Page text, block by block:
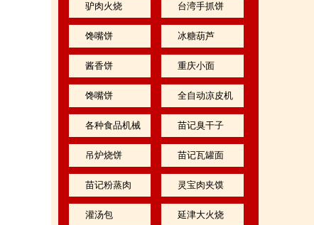
驴肉火烧 台湾手抓饼
馋嘴饼 冰糖葫芦
酱香饼 重庆小面
馋嘴饼 全自动凉皮机
各种食品机械 苗记臭干子
吊炉烧饼 苗记瓦罐面
苗记粉蒸肉 灵宝肉夹馍
灌汤包 延津大火烧